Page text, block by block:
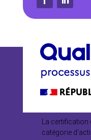
La
catégorie